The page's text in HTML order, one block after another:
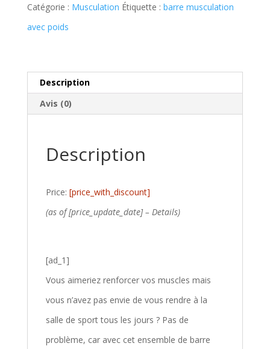
Catégorie : Musculation Étiquette : barre musculation
avec poids
Description
Avis (0)
Description
Price: [price_with_discount]
(as of [price_update_date] – Details)
[ad_1]
Vous aimeriez renforcer vos muscles mais
vous n’avez pas envie de vous rendre à la
salle de sport tous les jours ? Pas de
problème, car avec cet ensemble de barre